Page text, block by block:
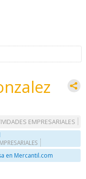
EMPRESARIALES
en Mercantil.com